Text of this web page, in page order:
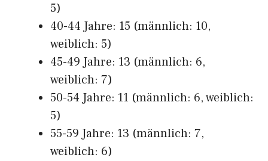
5)
40-44 Jahre: 15 (männlich: 10,
weiblich: 5)
45-49 Jahre: 13 (männlich: 6,
weiblich: 7)
50-54 Jahre: 11 (männlich: 6, weiblich:
5)
55-59 Jahre: 13 (männlich: 7,
weiblich: 6)